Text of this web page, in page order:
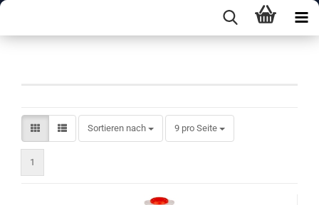
Sortieren nach
Sortieren nach 9 pro Seite
pro Seite
1